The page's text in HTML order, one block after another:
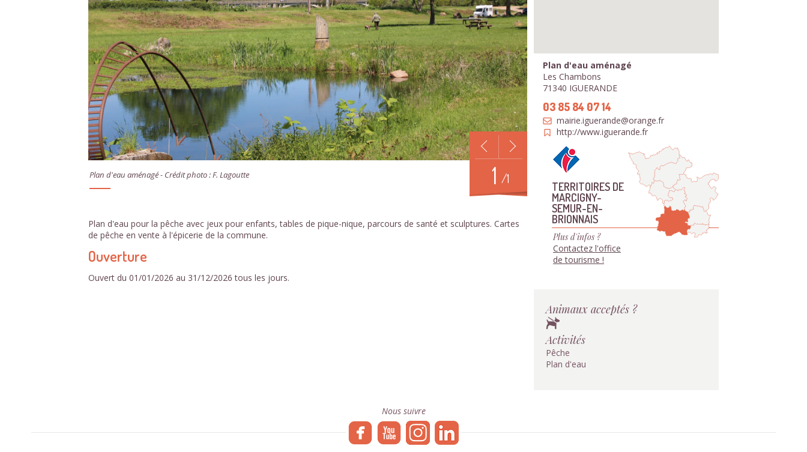
Plan d'eau aménagé - Crédit photo : F. Lagoutte 1 /1
Plan d'eau pour la pêche avec jeux pour enfants, tables de pique-nique, parcours de santé et sculptures. Cartes
de pêche en vente à l'épicerie de la commune.
Ouverture
Ouvert du 01/01/2026 au 31/12/2026 tous les jours.
Plan d'eau aménagé
Les Chambons
71340 IGUERANDE
03 85 84 07 14
mairie.iguerande@orange.fr
http://www.iguerande.fr
TERRITOIRES DE
MARCIGNY-
SEMUR-EN-
BRIONNAIS
Plus d'infos ?
Contactez l'office
de tourisme !
Animaux acceptés ?
Activités
Pêche
Plan d'eau
Nous suivre